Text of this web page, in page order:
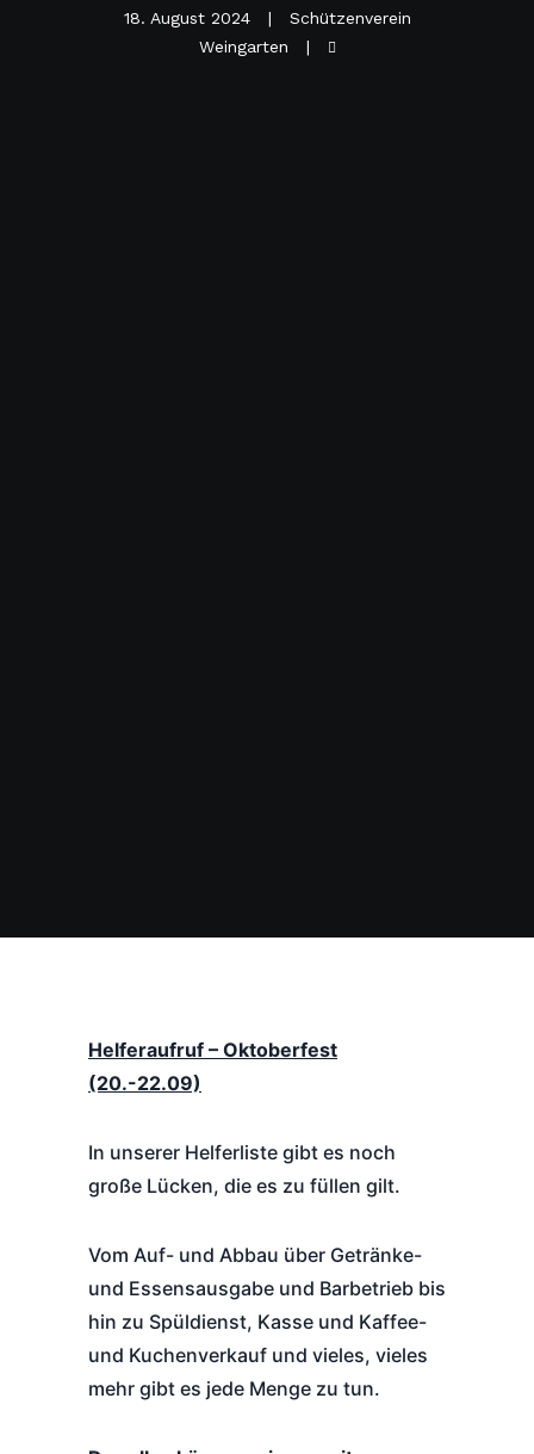
18. August 2024
Schützenverein
Weingarten
Helferaufruf – Oktoberfest
(20.-22.09)
In unserer Helferliste gibt es noch
große Lücken, die es zu füllen gilt.
Vom Auf- und Abbau über Getränke-
und Essensausgabe und Barbetrieb bis
hin zu Spüldienst, Kasse und Kaffee-
und Kuchenverkauf und vieles, vieles
mehr gibt es jede Menge zu tun.